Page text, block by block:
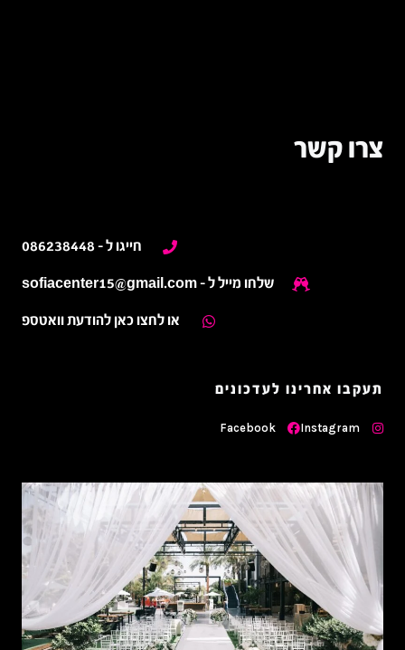
צרו קשר
חייגו ל - 086238448
שלחו מייל ל -sofiacenter15@gmail.com
או לחצו כאן להודעת וואטספ
תעקבו אחרינו לעדכונים
Instagram
Facebook